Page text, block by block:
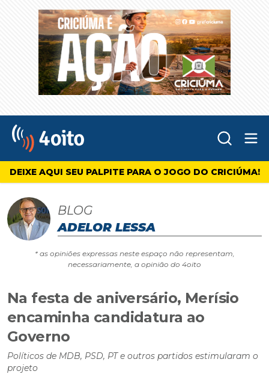
4oito
DEIXE AQUI SEU PALPITE PARA O JOGO DO CRICIÚMA!
BLOG
ADELOR LESSA
* as opiniões expressas neste espaço não representam,
necessariamente, a opinião do 4oito
Na festa de aniversário, Merísio
encaminha candidatura ao
Governo
Políticos de MDB, PSD, PT e outros partidos estimularam o
projeto